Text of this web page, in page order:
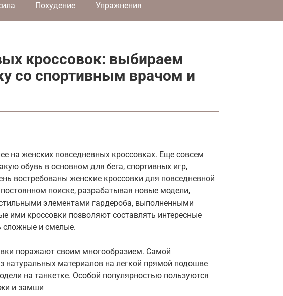
Похудение Упражнения
кроссовок: выбираем
со спортивным врачом и
на женских повседневных кроссовках. Еще совсем
обувь в основном для бега, спортивных игр,
востребованы женские кроссовки для повседневной
поиске, разрабатывая новые модели,
элементами гардероба, выполненными
ими кроссовки позволяют составлять интересные
сложные и смелые.
поражают своим многообразием. Самой
натуральных материалов на легкой прямой подошве
на танкетке. Особой популярностью пользуются
и замши